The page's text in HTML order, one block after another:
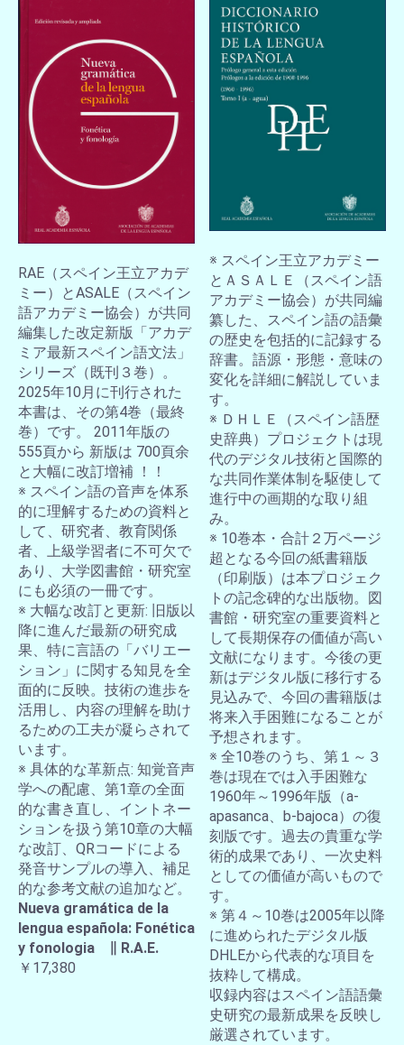
お買い物を続ける
RAE（スペイン王立アカデ
ミー）とASALE（スペイン
語アカデミー協会）が共同
編集した改定新版「アカデ
ミア最新スペイン語文法」
シリーズ（既刊３巻）。
2025年10月に刊行された
本書は、その第4巻（最終
巻）です。 2011年版の
555頁から 新版は 700頁余
と大幅に改訂増補 ！！
※ スペイン語の音声を体系
的に理解するための資料と
して、研究者、教育関係
者、上級学習者に不可欠で
あり、大学図書館・研究室
にも必須の一冊です。
※ 大幅な改訂と更新: 旧版以
降に進んだ最新の研究成
果、特に言語の「バリエー
ション」に関する知見を全
面的に反映。技術の進歩を
活用し、内容の理解を助け
るための工夫が凝らされて
います。
※ 具体的な革新点: 知覚音声
学への配慮、第1章の全面
的な書き直し、イントネー
ションを扱う第10章の大幅
な改訂、QRコードによる
発音サンプルの導入、補足
的な参考文献の追加など。
Nueva gramática de la
lengua española: Fonética
y fonologia ∥ R.A.E.
￥17,380
※ スペイン王立アカデミー
とＡＳＡＬＥ（スペイン語
アカデミー協会）が共同編
纂した、スペイン語の語彙
の歴史を包括的に記録する
辞書。語源・形態・意味の
変化を詳細に解説していま
す。
※ ＤＨＬＥ（スペイン語歴
史辞典）プロジェクトは現
代のデジタル技術と国際的
な共同作業体制を駆使して
進行中の画期的な取り組
み。
※ 10巻本・合計２万ページ
超となる今回の紙書籍版
（印刷版）は本プロジェク
トの記念碑的な出版物。図
書館・研究室の重要資料と
して長期保存の価値が高い
文献になります。今後の更
新はデジタル版に移行する
見込みで、今回の書籍版は
将来入手困難になることが
予想されます。
※ 全10巻のうち、第１～３
巻は現在では入手困難な
1960年～1996年版（a-
apasanca、b-bajoca）の復
刻版です。過去の貴重な学
術的成果であり、一次史料
としての価値が高いもので
す。
※ 第４～10巻は2005年以降
に進められたデジタル版
DHLEから代表的な項目を
抜粋して構成。
収録内容はスペイン語語彙
史研究の最新成果を反映し
厳選されています。